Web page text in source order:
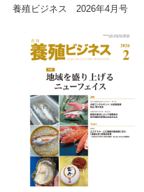
養殖ビジネス 2026年4月号